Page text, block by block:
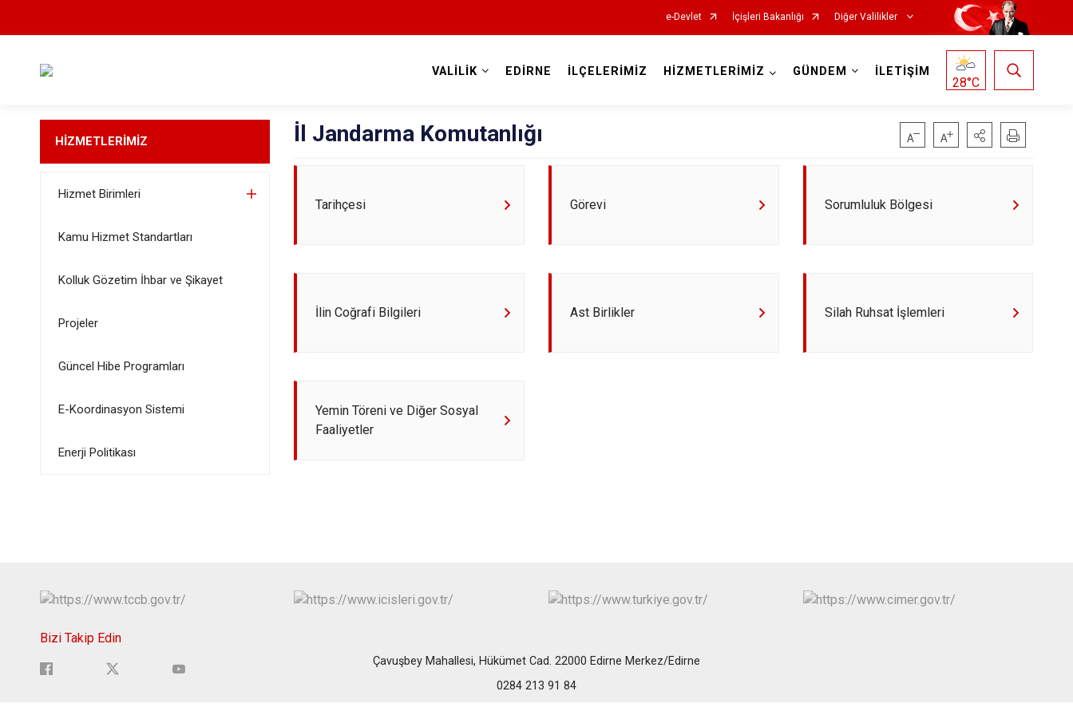
e-Devlet İçişleri Bakanlığı Diğer Valilikler
VALİLİK EDİRNE İLÇELERİMİZ HİZMETLERİMİZ GÜNDEM İLETİŞİM
28°C
HİZMETLERİMİZ
Hizmet Birimleri
Kamu Hizmet Standartları
Kolluk Gözetim İhbar ve Şikayet
Projeler
Güncel Hibe Programları
E-Koordinasyon Sistemi
Enerji Politikası
İl Jandarma Komutanlığı
Tarihçesi Görevi Sorumluluk Bölgesi
İlin Coğrafi Bilgileri Ast Birlikler Silah Ruhsat İşlemleri
Yemin Töreni ve Diğer Sosyal
Faaliyetler
Bizi Takip Edin
Çavuşbey Mahallesi, Hükümet Cad. 22000 Edirne Merkez/Edirne
0284 213 91 84